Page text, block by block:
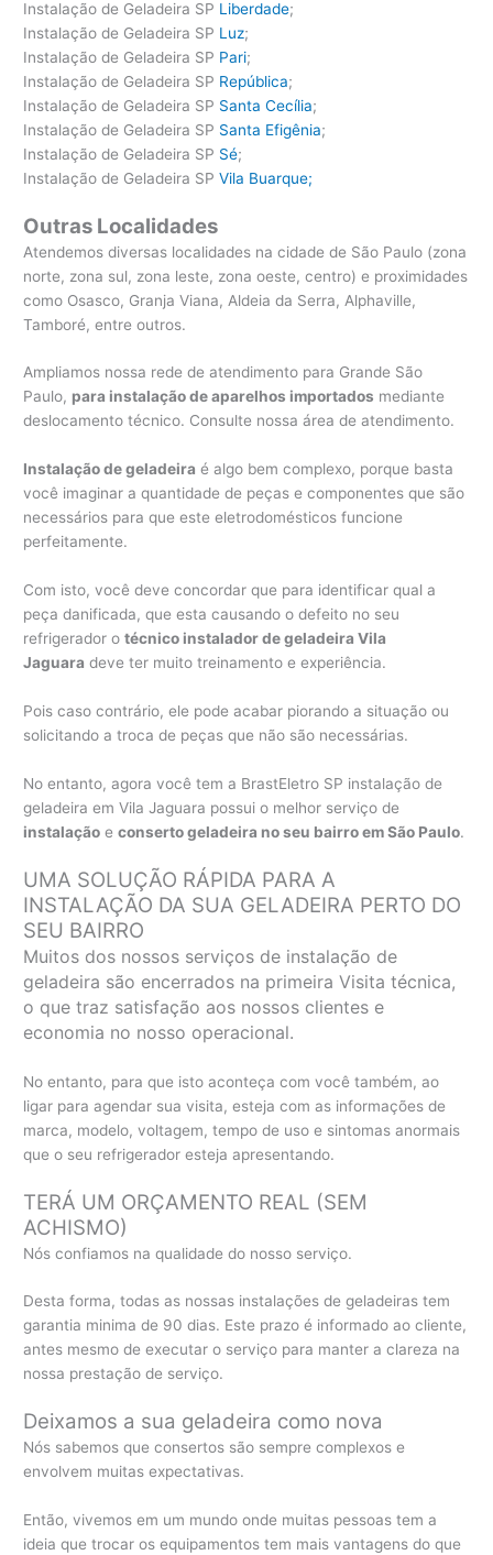
Instalação de Geladeira SP Liberdade;
Instalação de Geladeira SP Luz;
Instalação de Geladeira SP Pari;
Instalação de Geladeira SP República;
Instalação de Geladeira SP Santa Cecília;
Instalação de Geladeira SP Santa Efigênia;
Instalação de Geladeira SP Sé;
Instalação de Geladeira SPVila Buarque;
Outras Localidades
Atendemos diversas localidades na cidade de São Paulo (zona
norte, zona sul, zona leste, zona oeste, centro) e proximidades
como Osasco, Granja Viana, Aldeia da Serra, Alphaville,
Tamboré, entre outros.
Ampliamos nossa rede de atendimento para Grande São
Paulo, para instalação de aparelhos importados mediante
deslocamento técnico. Consulte nossa área de atendimento.
Instalação de geladeira é algo bem complexo, porque basta
você imaginar a quantidade de peças e componentes que são
necessários para que este eletrodomésticos funcione
perfeitamente.
Com isto, você deve concordar que para identificar qual a
peça danificada, que esta causando o defeito no seu
refrigerador otécnico instalador de geladeira Vila
Jaguara deve ter muito treinamento e experiência.
Pois caso contrário, ele pode acabar piorando a situação ou
solicitando a troca de peças que não são necessárias.
No entanto, agora você tem a BrastEletro SP instalação de
geladeira em Vila Jaguara possui o melhor serviço de
instalação econserto geladeira no seu bairro em São Paulo.
UMA SOLUÇÃO RÁPIDA PARA A
INSTALAÇÃO DA SUA GELADEIRA PERTO DO
SEU BAIRRO
Muitos dos nossos serviços de instalação de
geladeira são encerrados na primeira Visita técnica,
o que traz satisfação aos nossos clientes e
economia no nosso operacional.
No entanto, para que isto aconteça com você também, ao
ligar para agendar sua visita, esteja com as informações de
marca, modelo, voltagem, tempo de uso e sintomas anormais
que o seu refrigerador esteja apresentando.
TERÁ UM ORÇAMENTO REAL (SEM
ACHISMO)
Nós confiamos na qualidade do nosso serviço.
Desta forma, todas as nossas instalações de geladeiras tem
garantia minima de 90 dias. Este prazo é informado ao cliente,
antes mesmo de executar o serviço para manter a clareza na
nossa prestação de serviço.
Deixamos a sua geladeira como nova
Nós sabemos que consertos são sempre complexos e
envolvem muitas expectativas.
Então, vivemos em um mundo onde muitas pessoas tem a
ideia que trocar os equipamentos tem mais vantagens do que